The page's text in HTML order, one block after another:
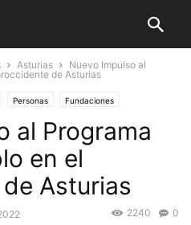
Asturias
Nuevo Impulso al
de Asturias
Personas Fundaciones
al Programa
en el
Asturias
0
2240